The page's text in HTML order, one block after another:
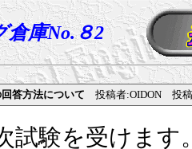
倉庫No.８2
答方法について 投稿者:OIDON 投
試験を受けます